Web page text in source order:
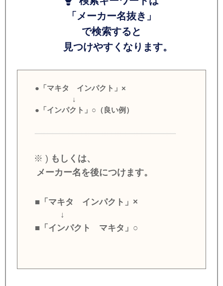
「メーカー名抜き」
で検索すると
見つけやすくなります。
●「マキタ インパクト」×
↓
●「インパクト」○（良い例）
※ ) もしくは、
メーカー名を後につけます。
■「マキタ インパクト」×
↓
■「インパクト マキタ」○